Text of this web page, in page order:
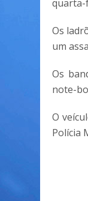
quarta-
Os
um
Os
note-
O
Polícia